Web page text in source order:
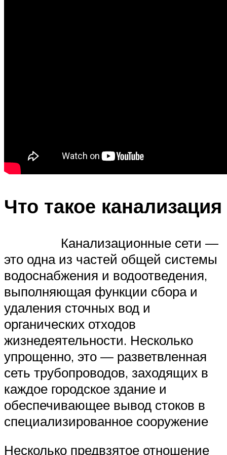
Что такое канализация
Канализационные сети —
это одна из частей общей системы
водоснабжения и водоотведения,
выполняющая функции сбора и
удаления сточных вод и
органических отходов
жизнедеятельности. Несколько
упрощенно, это — разветвленная
сеть трубопроводов, заходящих в
каждое городское здание и
обеспечивающее вывод стоков в
специализированное сооружение
Несколько предвзятое отношение